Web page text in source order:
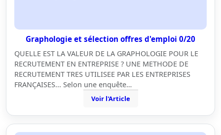
Graphologie et sélection offres d'emploi 0/20
QUELLE EST LA VALEUR DE LA GRAPHOLOGIE POUR LE
RECRUTEMENT EN ENTREPRISE ? UNE METHODE DE
RECRUTEMENT TRES UTILISEE PAR LES ENTREPRISES
FRANÇAISES... Selon une enquête…
Voir l'Article